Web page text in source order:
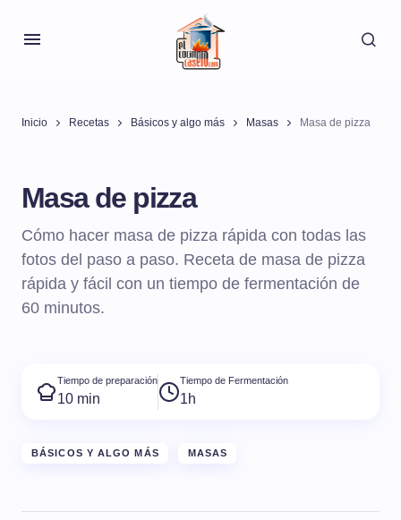
Inicio Recetas Básicos y algo más Masas Masa de pizza
Masa de pizza
Cómo hacer masa de pizza rápida con todas las
fotos del paso a paso. Receta de masa de pizza
rápida y fácil con un tiempo de fermentación de
60 minutos.
Tiempo de preparación
10 min
Tiempo de Fermentación
1h
BÁSICOS Y ALGO MÁS MASAS